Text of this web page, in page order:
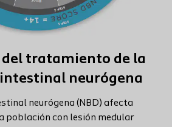
del tratamiento de la
neurógena
neurógena (NBD) afecta
población con lesión medular